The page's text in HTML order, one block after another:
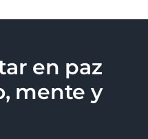
en paz
mente y